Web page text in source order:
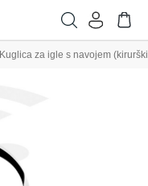
Kuglica za igle s navojem